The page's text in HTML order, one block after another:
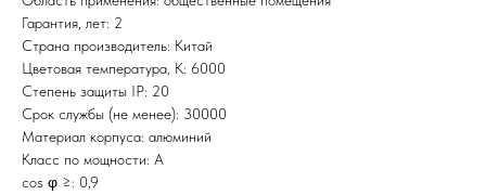
Гарантия, лет: 2
Страна производитель: Китай
Цветовая температура, К: 6000
Степень защиты IP: 20
Срок службы (не менее): 30000
Материал корпуса: алюминий
Класс по мощности: A
cos φ ≥: 0,9